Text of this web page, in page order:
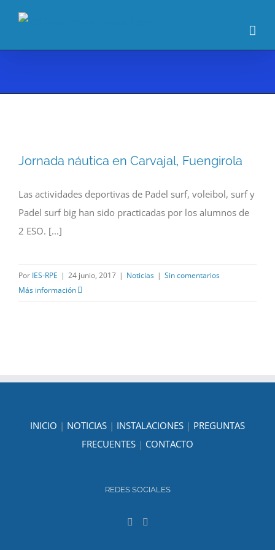
Jornada náutica en Carvajal, Fuengirola
Las actividades deportivas de Padel surf, voleibol, surf y
Padel surf big han sido practicadas por los alumnos de
2 ESO. [...]
Por IES-RPE | 24 junio, 2017 | Noticias | Sin comentarios
Más información
INICIO | NOTICIAS | INSTALACIONES | PREGUNTAS
FRECUENTES | CONTACTO
REDES SOCIALES